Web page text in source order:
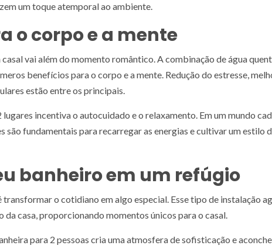
um toque atemporal ao ambiente.
o corpo e a mente
vai além do momento romântico. A combinação de água
benefícios para o corpo e a mente. Redução do estresse,
estão entre os principais.
incentiva o autocuidado e o relaxamento. Em um mundo
são fundamentais para recarregar as energias e cultivar um estilo
banheiro em um refúgio
transformar o cotidiano em algo especial. Esse tipo de instalação
da casa, proporcionando momentos únicos para o casal.
para 2 pessoas cria uma atmosfera de sofisticação e